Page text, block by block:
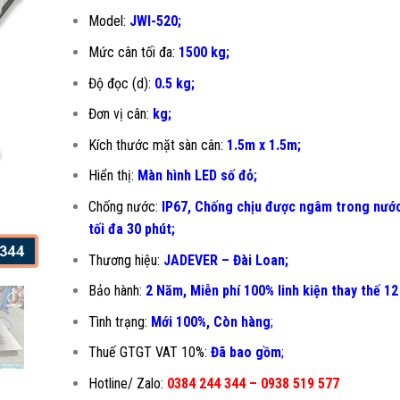
Model: JWI-520;
Mức cân tối đa: 1500 kg;
Độ đọc (d): 0.5 kg;
Đơn vị cân: kg;
Kích thước mặt sàn cân: 1.5m x 1.5m;
Hiển thị: Màn hình LED số đỏ;
Chống nước: IP67, Chống chịu được ngâm trong
tối đa 30 phút;
Thương hiệu: JADEVER – Đài Loan;
Bảo hành: 2 Năm, Miễn phí 100% linh kiện thay thế
Tình trạng: Mới 100%, Còn hàng;
Thuế GTGT VAT 10%: Đã bao gồm;
Hotline/ Zalo: 0384 244 344 – 0938 519 577